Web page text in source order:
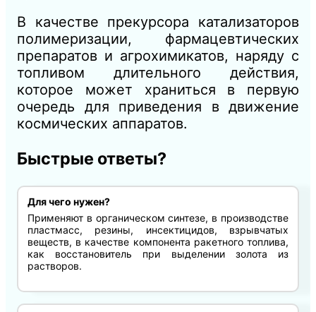
В качестве прекурсора катализаторов
полимеризации, фармацевтических
препаратов и агрохимикатов, наряду с
топливом длительного действия,
которое может храниться в первую
очередь для приведения в движение
космических аппаратов.
Быстрые ответы?
Для чего нужен?
Применяют в органическом синтезе, в производстве
пластмасс, резины, инсектицидов, взрывчатых
веществ, в качестве компонента ракетного топлива,
как восстановитель при выделении золота из
растворов.